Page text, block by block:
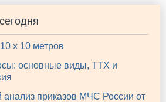
х 10 метров
основные виды, ТТХ и
приказов МЧС России от